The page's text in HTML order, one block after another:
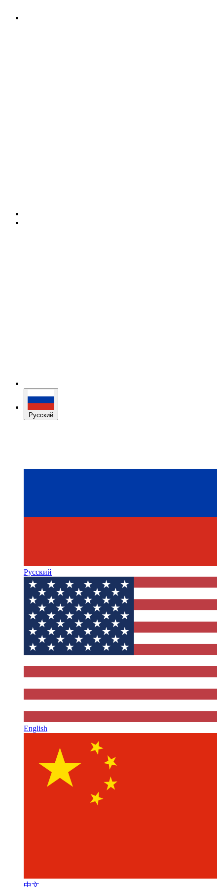
Русский
Русский
English
中文